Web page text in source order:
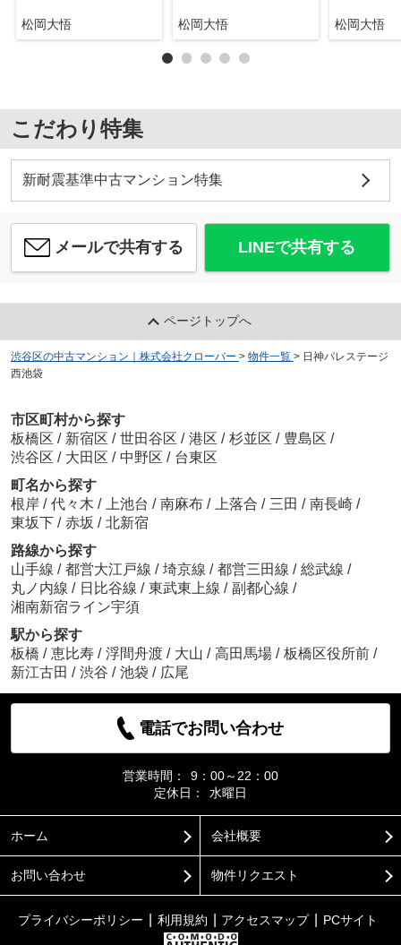
松岡大悟 松岡大悟 松岡大悟
こだわり特集
新耐震基準中古マンション特集
メールで共有する LINEで共有する
ページトップへ
渋谷区の中古マンション｜株式会社クローバー > 物件一覧 > 日神パレステージ
西池袋
市区町村から探す
板橋区 / 新宿区 / 世田谷区 / 港区 / 杉並区 / 豊島区 /
渋谷区 / 大田区 / 中野区 / 台東区
町名から探す
根岸 / 代々木 / 上池台 / 南麻布 / 上落合 / 三田 / 南長崎 /
東坂下 / 赤坂 / 北新宿
路線から探す
山手線 / 都営大江戸線 / 埼京線 / 都営三田線 / 総武線 /
丸ノ内線 / 日比谷線 / 東武東上線 / 副都心線 /
湘南新宿ライン宇須
駅から探す
板橋 / 恵比寿 / 浮間舟渡 / 大山 / 高田馬場 / 板橋区役所前 /
新江古田 / 渋谷 / 池袋 / 広尾
電話でお問い合わせ
営業時間：
9：00～22：00
定休日：
水曜日
ホーム 会社概要
お問い合わせ 物件リクエスト
プライバシーポリシー 利用規約 アクセスマップ PCサイト